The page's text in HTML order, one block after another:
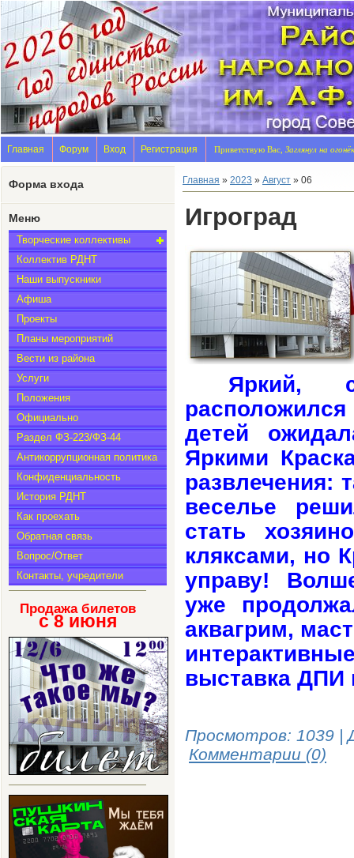
Главная Форум Вход Регистрация Приветствую Вас, Заглянул на огонёк
Форма входа
Меню
Творческие коллективы
Коллектив РДНТ
Наши выпускники
Афиша
Проекты
Планы мероприятий
Вести из района
Услуги
Положения
Официально
Раздел ФЗ-223/ФЗ-44
Антикоррупционная политика
Конфиденциальность
История РДНТ
Как проехать
Обратная связь
Вопрос/Ответ
Контакты, учредители
Продажа билетов
с 8 июня
Главная » 2023 » Август » 06
Игроград
Яркий,
детей
Яркими
развлечения:
веселье
стать
кляксами, но
управу!
уже
аквагрим,
выставка ДПИ
Просмотров: 1039 |
Комментарии (0)